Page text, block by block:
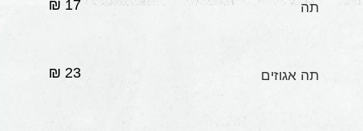
תה 17 ₪
תה אגוזים 23 ₪